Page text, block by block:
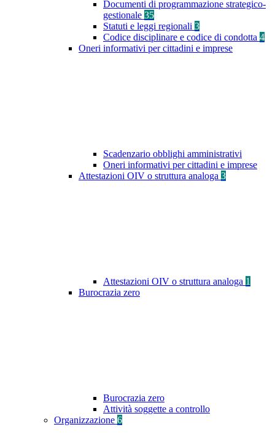
Documenti di programmazione strategico-
gestionale 35
Statuti e leggi regionali 3
Codice disciplinare e codice di condotta 4
Oneri informativi per cittadini e imprese
Scadenzario obblighi amministrativi
Oneri informativi per cittadini e imprese
Attestazioni OIV o struttura analoga 3
Attestazioni OIV o struttura analoga 1
Burocrazia zero
Burocrazia zero
Attività soggette a controllo
Organizzazione 6